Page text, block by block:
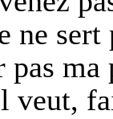
ne sert
ma
veut,